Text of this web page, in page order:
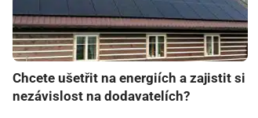
Chcete ušetřit na energiích a zajistit si
nezávislost na dodavatelích?